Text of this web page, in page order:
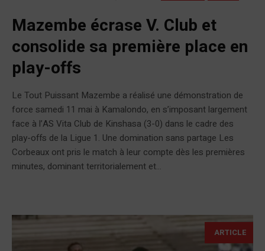
Mazembe écrase V. Club et
consolide sa première place en
play-offs
Le Tout Puissant Mazembe a réalisé une démonstration de
force samedi 11 mai à Kamalondo, en s’imposant largement
face à l’AS Vita Club de Kinshasa (3-0) dans le cadre des
play-offs de la Ligue 1. Une domination sans partage Les
Corbeaux ont pris le match à leur compte dès les premières
minutes, dominant territorialement et...
ARTICLE